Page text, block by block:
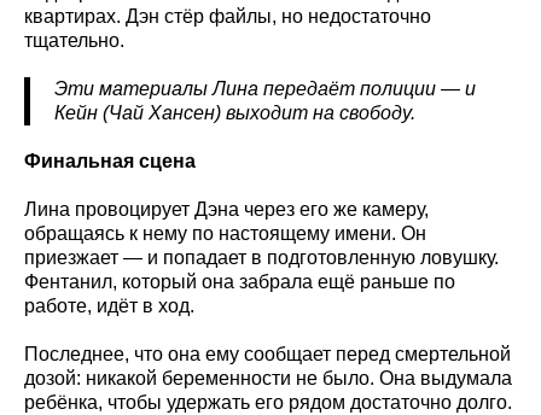
квартирах. Дэн стёр файлы, но недостаточно
тщательно.
Эти материалы Лина передаёт полиции — и
Кейн (Чай Хансен) выходит на свободу.
Финальная сцена
Лина провоцирует Дэна через его же камеру,
обращаясь к нему по настоящему имени. Он
приезжает — и попадает в подготовленную ловушку.
Фентанил, который она забрала ещё раньше по
работе, идёт в ход.
Последнее, что она ему сообщает перед смертельной
дозой: никакой беременности не было. Она выдумала
ребёнка, чтобы удержать его рядом достаточно долго.